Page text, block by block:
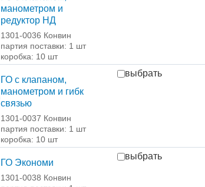
манометром и
редуктор НД
1301-0036 Конвин
партия поставки: 1 шт
коробка: 10 шт
ГО с клапаном,
манометром и гибк
связью
1301-0037 Конвин
партия поставки: 1 шт
коробка: 10 шт
выбрать
ГО Экономи
1301-0038 Конвин
выбрать